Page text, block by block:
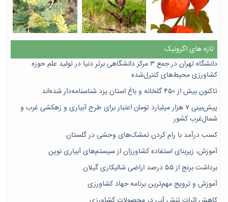
تازه های اگرونیک
دانشگاه تهران در جمع ۳ مرکز دانشگاهی برتر دنیا در تولید علم حوزه
کشاورزی محیط‌های کنترل‌شده
تاکنون بیش از ۴۵۰ گلخانه و باغ استان یزد شناسنامه‌دار شده‌اند
پیش‌بینی ۷‌ هزار میلیارد تومان اعتبار برای طرح آبیاری و زهکشی غرب و
شمال‌غرب کشور
کسب درآمد با رام کردن تمشک‌های وحشی در گلستان
آموزش، زیربنای استفاده کشاورزان از سیستم‌های آبیاری نوین
برداشت برنج از ۵۵ درصد اراضی شالیکاری گیلان
آموزش و ترویج مهم‌ترین برنامه جهاد کشاورزی